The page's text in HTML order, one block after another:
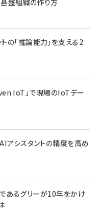
盤組織の作り方
の「推論能力」を支える2
IoT」で現場のIoTデー
アシスタントの精度を高め
あるグリーが10年をかけ